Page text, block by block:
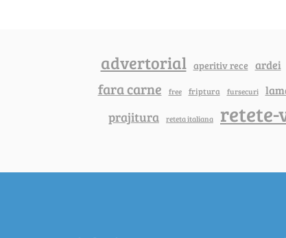
advertorial aperitiv rece ardei
fara carne free friptura fursecuri
prajitura reteta italiana retete-